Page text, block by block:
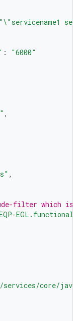
" \"servicename1
:
"6000"
,
,
filter which is
services/core/